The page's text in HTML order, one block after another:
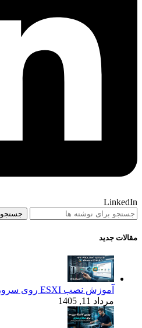
LinkedIn
جستجو
مقالات جدید
آموزش نصب ESXI روی سرور اچ پی
مرداد 11, 1405